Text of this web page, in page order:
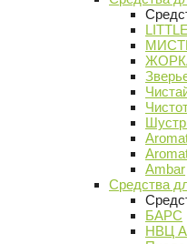
Ambar
Средства
БАРС
НВЦ